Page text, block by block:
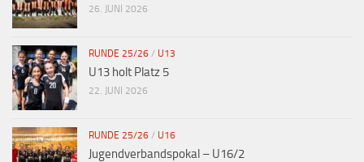
26. JUNI 2026
RUNDE 25/26 / U13
U13 holt Platz 5
22. JUNI 2026
RUNDE 25/26 / U16
Jugendverbandspokal – U16/2